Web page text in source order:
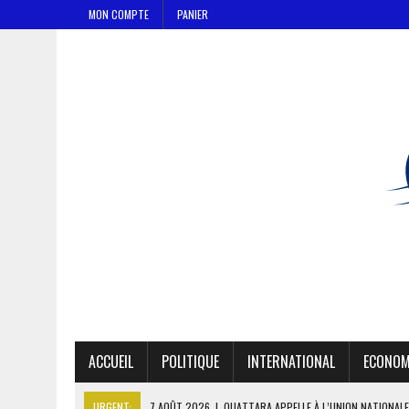
MON COMPTE PANIER
ACCUEIL POLITIQUE INTERNATIONAL